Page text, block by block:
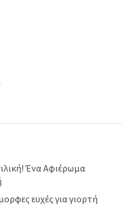
Ένα Αφιέρωμα
ευχές για γιορτή